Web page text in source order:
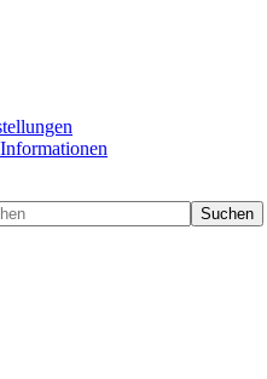
Suchen